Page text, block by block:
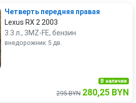
Четверть передняя правая
Lexus RX 2 2003
3.3 л., 3MZ-FE, бензин
внедорожник 5 дв.
В наличии
295 BYN 280,25 BYN